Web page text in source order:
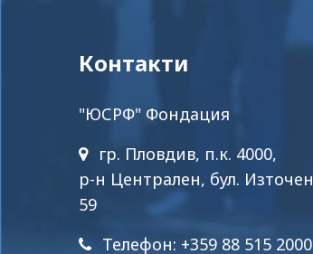
Контакти
"ЮСРФ" Фондация
гр. Пловдив, п.к. 4000,
р-н Централен, бул. Източен
59
Телефон: +359 88 515 2000